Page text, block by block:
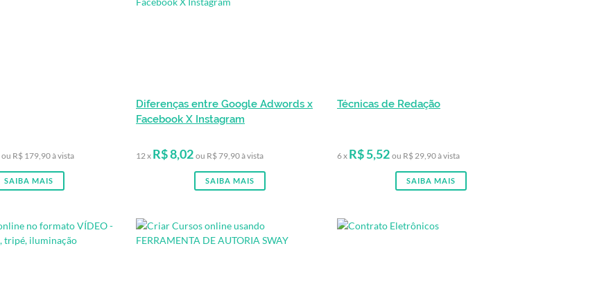
ou R$ 179,90 à vista
SAIBA MAIS
Diferenças entre Google Adwords x
Facebook X Instagram
12 x R$ 8,02 ou R$ 79,90 à vista
SAIBA MAIS
Técnicas de Redação
6 x R$ 5,52 ou R$ 29,90 à vista
SAIBA MAIS